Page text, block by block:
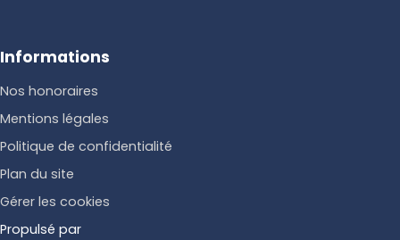
Informations
Nos honoraires
Mentions légales
Politique de confidentialité
Plan du site
Gérer les cookies
Propulsé par